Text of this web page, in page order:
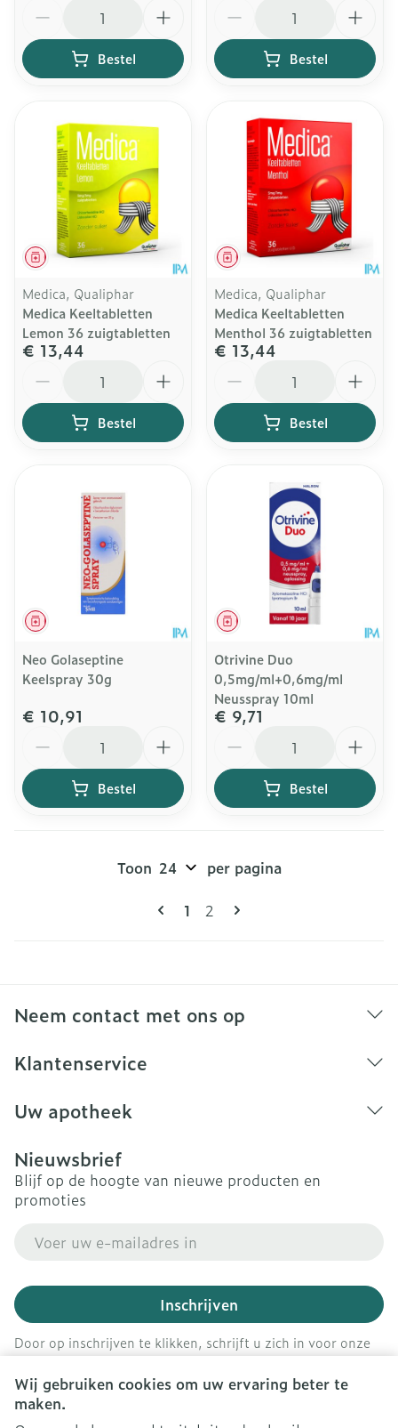
Wij gebruiken cookies om uw ervaring beter te
maken.
Bestel Bestel
Geneesmiddel
Medica, Qualiphar
Medica Keeltabletten
Lemon 36 zuigtabletten
€ 13,44
Bestel
Geneesmiddel
Medica, Qualiphar
Medica Keeltabletten
Menthol 36 zuigtabletten
€ 13,44
Bestel
Geneesmiddel
Neo Golaseptine
Keelspray 30g
€ 10,91
Bestel
Geneesmiddel
Otrivine Duo
0,5mg/ml+0,6mg/ml
Neusspray 10ml
€ 9,71
Bestel
Pagina's
U lees momenteel pagina
1 Pagina
2
Toon per pagina
Neem contact met ons op
Klantenservice
Uw apotheek
Nieuwsbrief
Blijf op de hoogte van nieuwe producten en
promoties
Inschrijven
Door op inschrijven te klikken, schrijft u zich in voor onze
nieuwsbrief en gaat u akkoord met onzeprivacy policy.